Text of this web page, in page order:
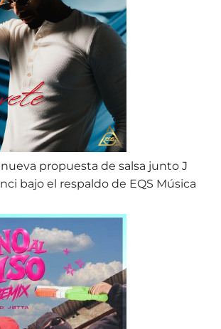
nueva propuesta de salsa junto J
bajo el respaldo de EQS Música